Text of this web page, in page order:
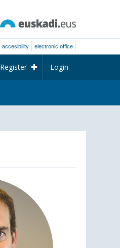
accesibility electronic office
Register Login